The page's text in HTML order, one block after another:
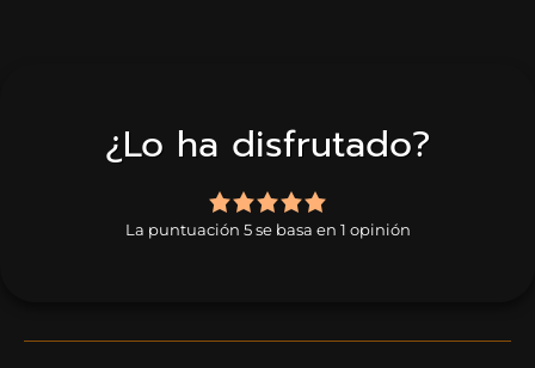
¿Lo ha disfrutado?
5,0
rating
La puntuación 5 se basa en 1 opinión